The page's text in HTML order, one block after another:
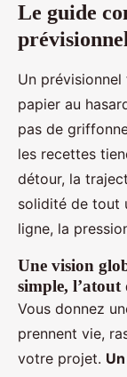
Le guide
Un
papier au
pas de
les recettes
détour, la
solidité de tout
ligne, la
Une vision
simple,
Vous donnez
prennent vie,
votre projet.